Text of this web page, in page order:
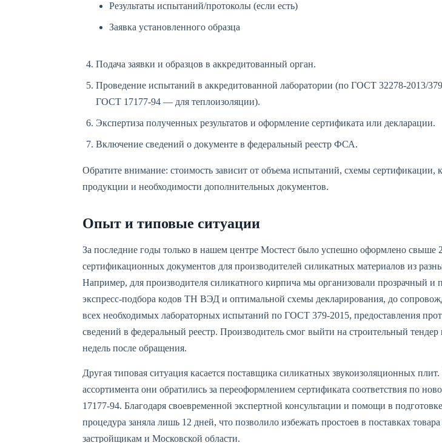
Результаты испытаний/протоколы (если есть)
Заявка установленного образца
Подача заявки и образцов в аккредитованный орган.
Проведение испытаний в аккредитованной лаборатории (по ГОСТ 32278-2013/
ГОСТ 17177-94 — для теплоизоляции).
Экспертиза полученных результатов и оформление сертификата или декларации.
Включение сведений о документе в федеральный реестр ФСА.
Обратите внимание: стоимость зависит от объема испытаний, схемы сертификации,
продукции и необходимости дополнительных документов.
Опыт и типовые ситуации
За последние годы только в нашем центре Мостест было успешно оформлено свыше
сертификационных документов для производителей силикатных материалов из
Например, для производителя силикатного кирпича мы организовали прозрачный и
экспресс-подбора кодов ТН ВЭД и оптимальной схемы декларирования, до
всех необходимых лабораторных испытаний по ГОСТ 379-2015, предоставления
сведений в федеральный реестр. Производитель смог выйти на строительный тендер
недель после обращения.
Другая типовая ситуация касается поставщика силикатных звукоизоляционных
ассортимента они обратились за переоформлением сертификата соответствия по
17177-94. Благодаря своевременной экспертной консультации и помощи в
процедура заняла лишь 12 дней, что позволило избежать простоев в поставках
застройщикам и Московской области.